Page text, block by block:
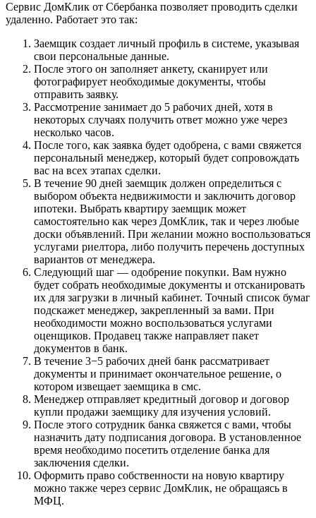
Сервис ДомКлик от Сбербанка позволяет проводить сделки
удаленно. Работает это так:
Заемщик создает личный профиль в системе, указывая
свои персональные данные.
После этого он заполняет анкету, сканирует или
фотографирует необходимые документы, чтобы
отправить заявку.
Рассмотрение занимает до 5 рабочих дней, хотя в
некоторых случаях получить ответ можно уже через
несколько часов.
После того, как заявка будет одобрена, с вами свяжется
персональный менеджер, который будет сопровождать
вас на всех этапах сделки.
В течение 90 дней заемщик должен определиться с
выбором объекта недвижимости и заключить договор
ипотеки. Выбрать квартиру заемщик может
самостоятельно как через ДомКлик, так и через любые
доски объявлений. При желании можно воспользоваться
услугами риелтора, либо получить перечень доступных
вариантов от менеджера.
Следующий шаг — одобрение покупки. Вам нужно
будет собрать необходимые документы и отсканировать
их для загрузки в личный кабинет. Точный список бумаг
подскажет менеджер, закрепленный за вами. При
необходимости можно воспользоваться услугами
оценщиков. Продавец также направляет пакет
документов в банк.
В течение 3−5 рабочих дней банк рассматривает
документы и принимает окончательное решение, о
котором извещает заемщика в смс.
Менеджер отправляет кредитный договор и договор
купли продажи заемщику для изучения условий.
После этого сотрудник банка свяжется с вами, чтобы
назначить дату подписания договора. В установленное
время необходимо посетить отделение банка для
заключения сделки.
Оформить право собственности на новую квартиру
можно также через сервис ДомКлик, не обращаясь в
МФЦ.